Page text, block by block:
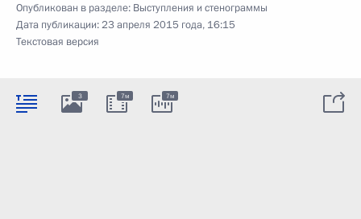
Опубликован в разделе: Выступления и стенограммы
Дата публикации:23 апреля 2015 года, 16:15
Текстовая версия
3 7м 7м